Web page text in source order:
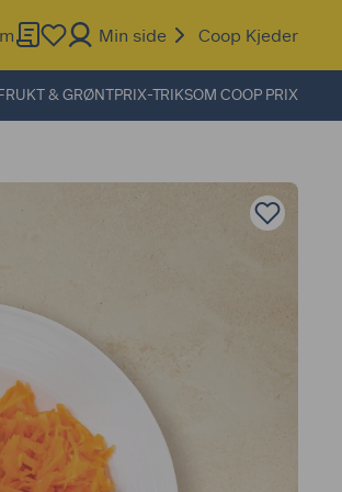
Min side Coop Kjeder
& GRØNTPRIX-TRIKSOM COOP PRIX